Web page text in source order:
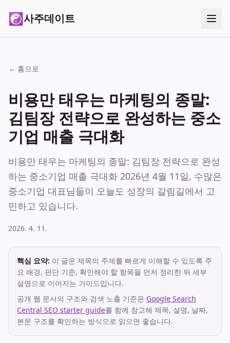
☯사주데이트
← 홈으로
비용만 태우는 마케팅의 종말:
김팀장 전략으로 완성하는 중소
기업 매출 극대화
비용만 태우는 마케팅의 종말: 김팀장 전략으로 완성
하는 중소기업 매출 극대화 2026년 4월 11일, 수많은
중소기업 대표님들이 오늘도 성장의 갈림길에서 고
민하고 있습니다.
2026. 4. 11.
핵심 요약: 이 글은 제목의 주제를 빠르게 이해할 수 있도록 주
요 배경, 판단 기준, 확인해야 할 항목을 먼저 정리한 뒤 세부
설명으로 이어지는 가이드입니다.
공개 웹 문서의 구조와 검색 노출 기준은 Google Search
Central SEO starter guide를 함께 참고해 제목, 설명, 날짜,
본문 구조를 확인하는 방식으로 읽으면 좋습니다.